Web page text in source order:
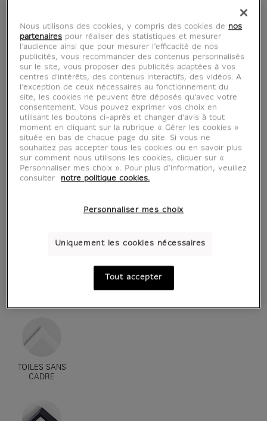
voir en situation zoom produit
TOILES SANS
CADRE
Nous utilisons des cookies, y compris des cookies de nos
partenaires pour réaliser des statistiques et mesurer
l’audience ainsi que pour mesurer l’efficacité de nos
publicités, vous recommander des contenus personnalisés
sur le site, vous proposer des publicités adaptées à vos
centres d'intérêts, des contenus interactifs, des vidéos. A
l’exception de ceux nécessaires au fonctionnement du
site, les cookies ne peuvent être déposés qu’avec votre
consentement. Vous pouvez exprimer vos choix en
utilisant les boutons ci-après et changer d’avis à tout
moment en cliquant sur la rubrique « Gérer les cookies »
située en bas de chaque page du site. Si vous ne
souhaitez pas accepter tous les cookies ou en savoir plus
sur comment nous utilisons les cookies, cliquer sur «
Personnaliser mes choix ». Pour plus d’information, veuillez
consulter
notre politique cookies.
Personnaliser mes choix
Uniquement les cookies nécessaires
Tout accepter